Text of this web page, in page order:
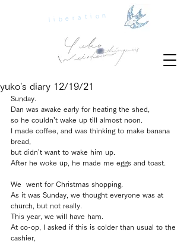
liberation
yuko's diary 12/19/21
Sunday.
Dan was awake early for heating the shed,
so he couldn’t wake up till almost noon.
I made coffee, and was thinking to make banana
bread,
but didn’t want to wake him up.
After he woke up, he made me eggs and toast.
We  went for Christmas shopping.
As it was Sunday, we thought everyone was at
church, but not really.
This year, we will have ham.
At co-op, I asked if this is colder than usual to the
cashier,